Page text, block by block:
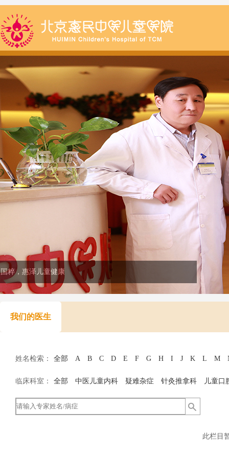
粹，惠泽儿童健康
我们的医生
姓名检索： 全部 A B C D E F G H I J K L M
临床科室： 全部 中医儿童内科 疑难杂症 针灸推拿科 儿童口
此栏目